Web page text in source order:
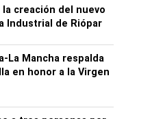
la creación del nuevo
Industrial de Riópar
La Mancha respalda
en honor a la Virgen